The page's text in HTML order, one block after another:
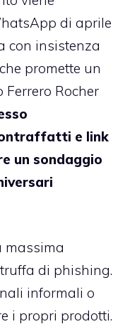
di aprile
con insistenza
promette un
Rocher
e link
un sondaggio
massima
di phishing.
informali o
i propri prodotti.